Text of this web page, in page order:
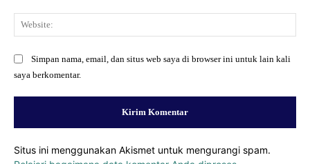
Simpan nama, email, dan situs web saya di browser ini untuk lain kali
saya berkomentar.
Situs ini menggunakan Akismet untuk mengurangi spam.